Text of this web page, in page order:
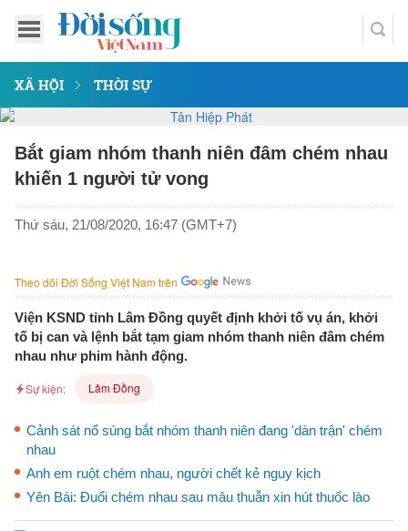
XÃ HỘI THỜI SỰ
Bắt giam nhóm thanh niên đâm chém nhau
khiến 1 người tử vong
Thứ sáu, 21/08/2020, 16:47 (GMT+7)
Theo dõi Đời Sống Việt Nam trên
Viện KSND tỉnh Lâm Đồng quyết định khởi tố vụ án, khởi
tố bị can và lệnh bắt tạm giam nhóm thanh niên đâm chém
nhau như phim hành động.
Sự kiện: Lâm Đồng
Cảnh sát nổ súng bắt nhóm thanh niên đang 'dàn trận' chém
nhau
Anh em ruột chém nhau, người chết kẻ nguy kịch
Yên Bái: Đuổi chém nhau sau mâu thuẫn xin hút thuốc lào